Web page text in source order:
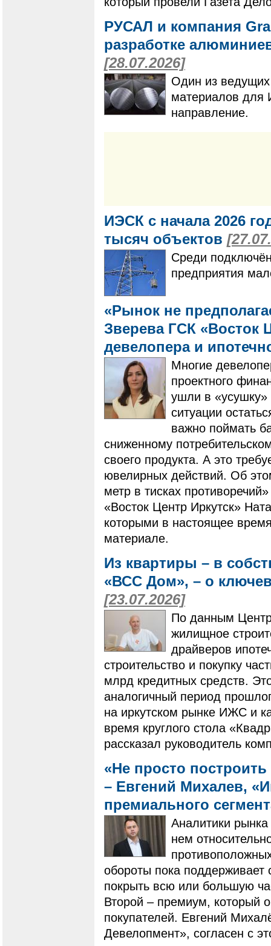
РУСАЛ и компания
разработке
[28.07.2026]
Один из ведущих
материалов для
направление.
ИЭСК с начала 2026
тысяч объектов
Среди
предприятия
«Рынок не
Зверева ГСК «Восток
девелопера и
Многие
проектного
ушли в «усушку»
ситуации
важно поймать
сниженному
своего продукта. А это
ювелирных действий. Об
метр в тисках
«Восток Центр Иркутск»
которыми в настоящее
материале.
Из квартиры – в
«ВСС Дом», – о
[23.07.2026]
По данным
жилищное
драйверов
строительство и покупку
млрд кредитных средств.
аналогичный период
на иркутском рынке ИЖС и
время круглого стола
рассказал руководитель
«Не просто
– Евгений Михалев,
премиального
Аналитики
нем
обороты пока
покрыть всю или большую
Второй – премиум, который
покупателей. Евгений
Девелопмент», согласен с